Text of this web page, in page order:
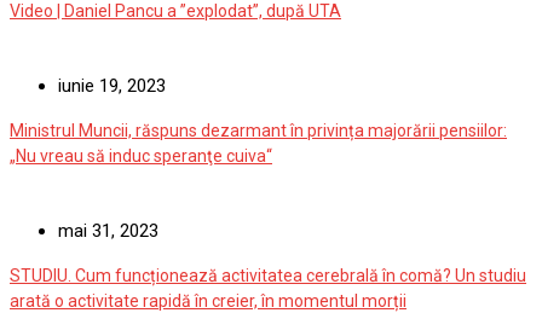
Video | Daniel Pancu a ”explodat”, după UTA
iunie 19, 2023
Ministrul Muncii, răspuns dezarmant în privința majorării pensiilor:
„Nu vreau să induc speranţe cuiva“
mai 31, 2023
STUDIU. Cum funcționează activitatea cerebrală în comă? Un studiu
arată o activitate rapidă în creier, în momentul morții